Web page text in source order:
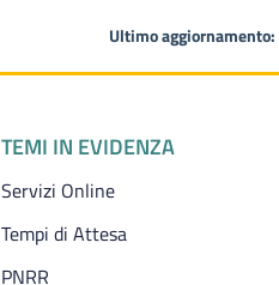
Ultimo aggiornamento:
TEMI IN EVIDENZA
Servizi Online
Tempi di Attesa
PNRR